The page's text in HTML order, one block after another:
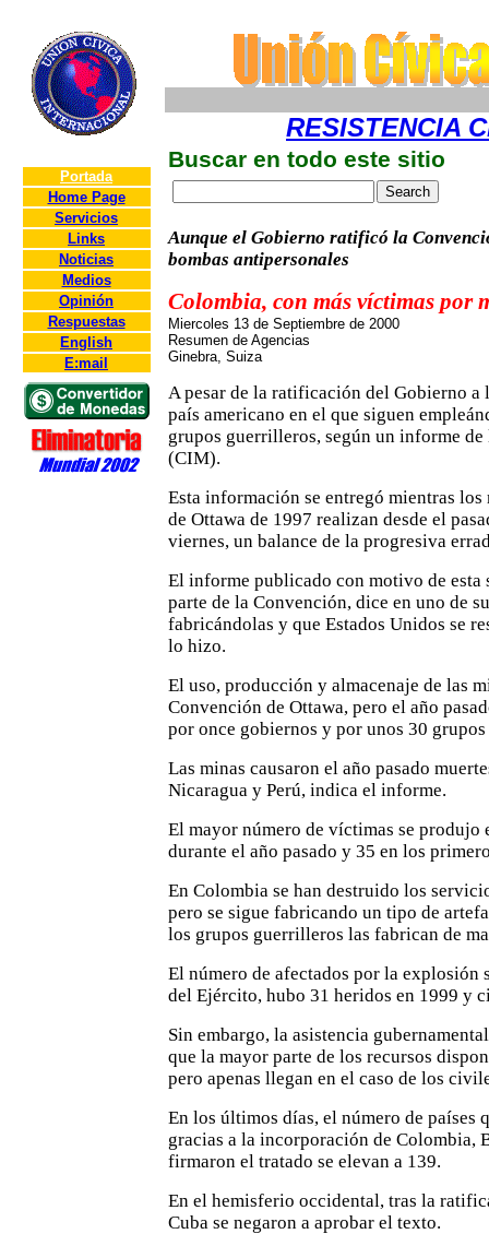
Portada
Home Page
Servicios
Links
Noticias
Medios
Opinión
Respuestas
English
E:mail
RESISTENCIA
Buscar en todo este sitio
Aunque el Gobierno ratificó la
bombas antipersonales
Colombia, con más víctimas por
Miercoles 13 de Septiembre de 2000
Resumen de Agencias
Ginebra, Suiza
A pesar de la ratificación del Gobierno
país americano en el que siguen
grupos guerrilleros, según un informe
(CIM).
Esta información se entregó mientras
de Ottawa de 1997 realizan desde el
viernes, un balance de la progresiva
El informe publicado con motivo de esta
parte de la Convención, dice en uno de
fabricándolas y que Estados Unidos se
lo hizo.
El uso, producción y almacenaje de las
Convención de Ottawa, pero el año
por once gobiernos y por unos 30
Las minas causaron el año pasado
Nicaragua y Perú, indica el informe.
El mayor número de víctimas se
durante el año pasado y 35 en los
En Colombia se han destruido los
pero se sigue fabricando un tipo de
los grupos guerrilleros las fabrican de
El número de afectados por la explosión
del Ejército, hubo 31 heridos en 1999 y
Sin embargo, la asistencia
que la mayor parte de los recursos
pero apenas llegan en el caso de los
En los últimos días, el número de países
gracias a la incorporación de Colombia,
firmaron el tratado se elevan a 139.
En el hemisferio occidental, tras la
Cuba se negaron a aprobar el texto.